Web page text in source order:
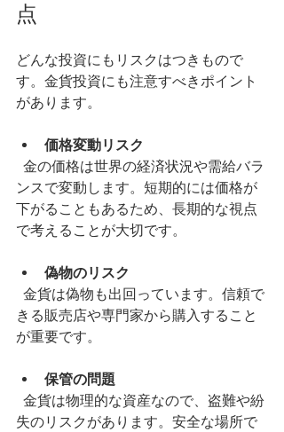
点
どんな投資にもリスクはつきもので
す。金貨投資にも注意すべきポイント
があります。
価格変動リスク
ンスで変動します。短期的には価格が
下がることもあるため、長期的な視点
で考えることが大切です。
偽物のリスク
きる販売店や専門家から購入すること
が重要です。
保管の問題
失のリスクがあります。安全な場所で